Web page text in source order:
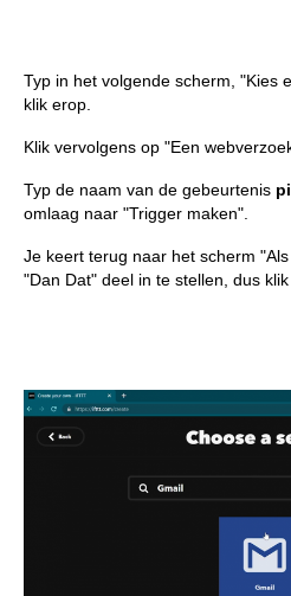
Typ in het volgende scherm, "Kies
klik erop.
Klik vervolgens op "Een
Typ de naam van de gebeurtenis
omlaag naar "Trigger maken".
Je keert terug naar het scherm
"Dan Dat" deel in te stellen, dus